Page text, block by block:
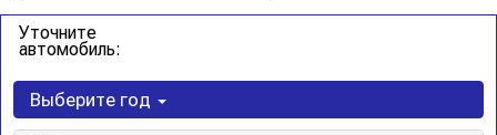
Уточните
автомобиль:
Выберите год